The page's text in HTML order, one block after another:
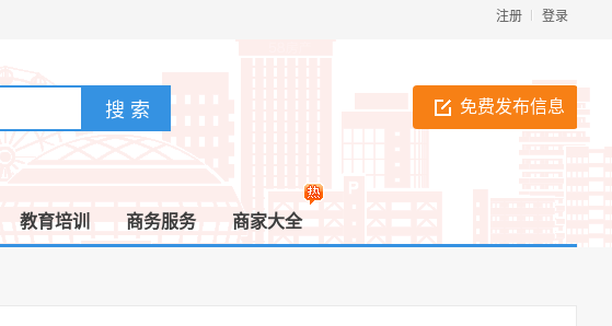
登录
注册
免费发布信息
教育培训 商务服务 商家大全